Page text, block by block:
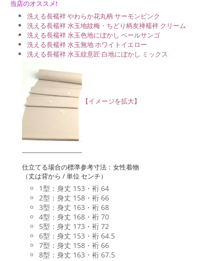
当店のオススメ!
洗える長襦袢 やわらか花丸柄 サーモンピンク
洗える長襦袢 水玉地紋梅・ちどり柄友禅襦袢 クリーム
洗える長襦袢 水玉色地にぼかし ペールサンゴ
洗える長襦袢 水玉無地 ホワイトイエロー
洗える長襦袢 水玉紋意匠 白地にぼかし ミックス
【イメージを拡大】
------------------------------
仕立てる場合の標準参考寸法：女性着物
（丈は背から / 単位 センチ）
1型：身丈 153・裄 64
2型：身丈 158・裄 66
3型：身丈 163・裄 68
4型：身丈 168・裄 70
5型：身丈 173・裄 72
6型：身丈 153・裄 64.5
7型：身丈 158・裄 66
8型：身丈 163・裄 67.5